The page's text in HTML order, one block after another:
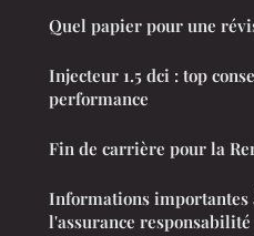
Quel papier pour une
Injecteur 1.5 dci : top
performance
Fin de carrière pour la
Informations importantes
l'assurance